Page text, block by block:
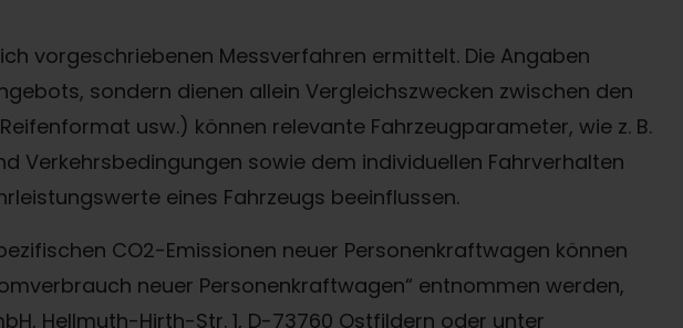
vorgeschriebenen Messverfahren ermittelt. Die Angaben
sondern dienen allein Vergleichszwecken zwischen den
usw.) können relevante Fahrzeugparameter, wie z. B.
Verkehrsbedingungen sowie dem individuellen Fahrverhalten
eines Fahrzeugs beeinflussen.
CO2-Emissionen neuer Personenkraftwagen können
neuer Personenkraftwagen“ entnommen werden,
Hellmuth-Hirth-Str. 1, D-73760 Ostfildern oder unter
Termin online buchen